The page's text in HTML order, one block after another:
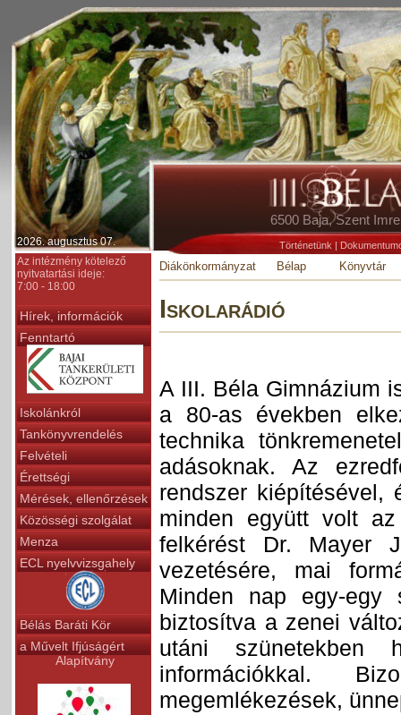
2026. augusztus 07.
6500 Baja, Szent
Történetünk |
Az intézmény kötelező
nyitvatartási ideje:
7:00 - 18:00
Hírek, információk
Fenntartó
Iskolánkról
Tankönyvrendelés
Felvételi
Érettségi
Mérések, ellenőrzések
Közösségi szolgálat
Menza
ECL nyelvvizsgahely
Bélás Baráti Kör
a Művelt Ifjúságért
Alapítvány
Diákönkormányzat Bélap Könyvtár
Iskolarádió
A III. Béla Gimnázium
a 80-as években
technika
adásoknak. Az
rendszer kiépítésével,
minden együtt volt
felkérést Dr. Mayer
vezetésére, mai
Minden nap egy-egy
biztosítva a zenei
utáni szünetekben
információkkal.
megemlékezések,